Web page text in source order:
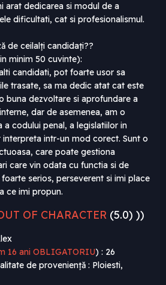
arat dedicarea si modul de a
dificultati, cat si profesionalismul.
de ceilalți candidați??
minim 50 cuvinte):
candidati, pot foarte usor sa
trasate, sa ma dedic atat cat este
buna dezvoltare si aprofundare a
dar de asemenea, am o
a codului penal, a legislatiilor in
intr-un mod corect. Sunt o
care poate gestiona
care vin odata cu functia si de
serios, perseverent si imi place
ce imi propun.
OF CHARACTER (5.0) ))
16 ani OBLIGATORIU) : 26
de proveniență : Ploiesti,